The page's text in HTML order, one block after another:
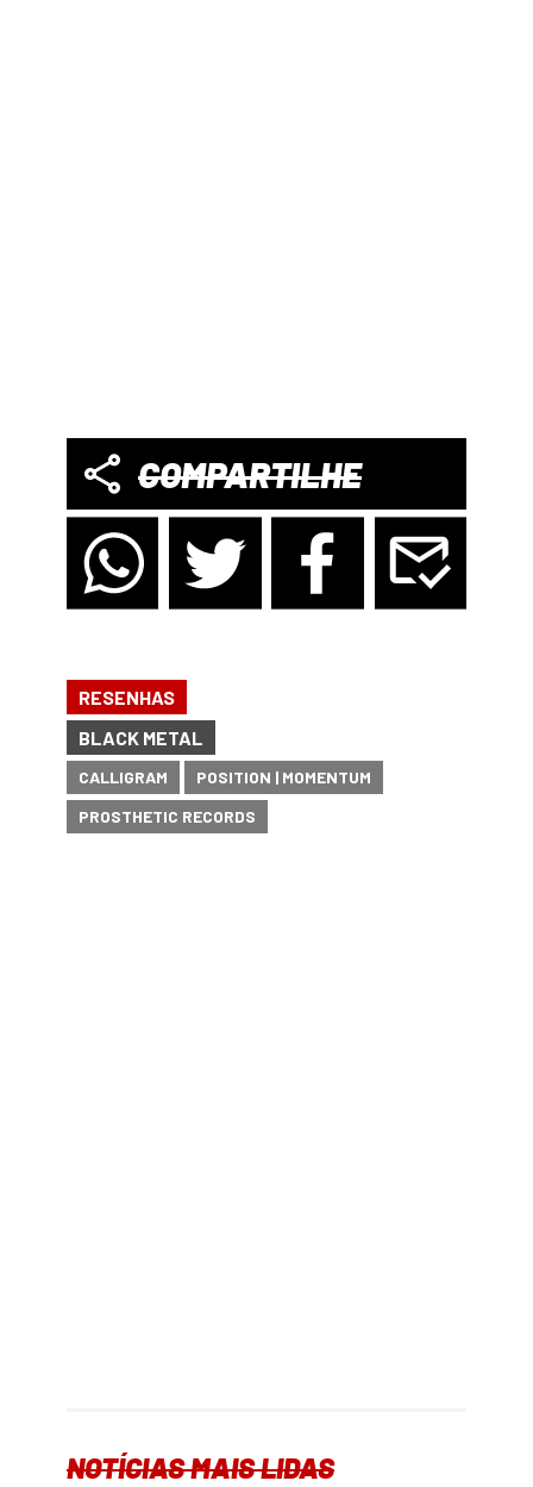
COMPARTILHE
RESENHAS
BLACK METAL
CALLIGRAM
POSITION | MOMENTUM
PROSTHETIC RECORDS
NOTÍCIAS MAIS LIDAS